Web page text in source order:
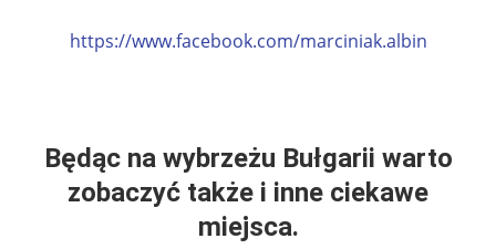
https://www.facebook.com/marciniak.albin
Będąc na wybrzeżu Bułgarii warto
zobaczyć także i inne ciekawe
miejsca.